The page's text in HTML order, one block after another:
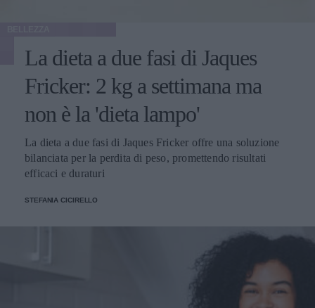
La dieta a due fasi di Jaques
Fricker: 2 kg a settimana ma
non è la 'dieta lampo'
La dieta a due fasi di Jaques Fricker offre una soluzione
bilanciata per la perdita di peso, promettendo risultati
efficaci e duraturi
STEFANIA CICIRELLO